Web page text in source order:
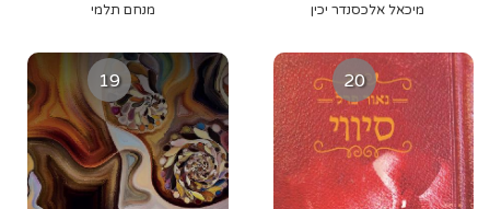
מנחם תלמי מיכאל אלכסנדר יכין
19 20